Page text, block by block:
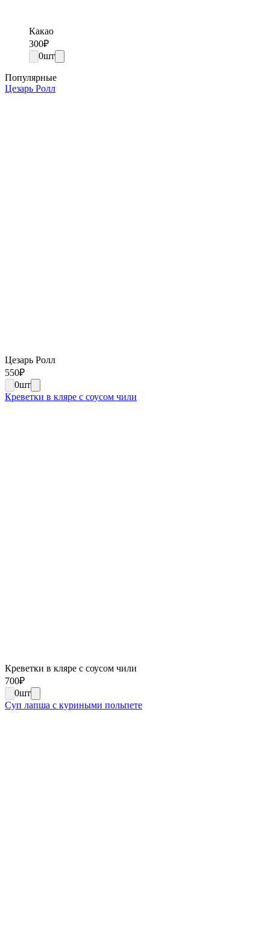
Какао
300₽
0шт
Популярные
Цезарь Ролл
Цезарь Ролл
550₽
0шт
Креветки в кляре с соусом чили
Креветки в кляре с соусом чили
700₽
0шт
Суп лапша с куриными польпете